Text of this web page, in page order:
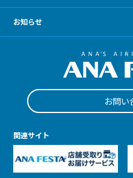
お知らせ
お問い
関連サイト